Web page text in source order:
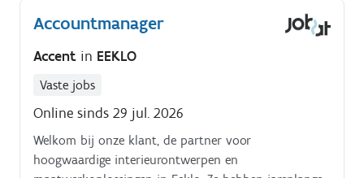
Accountmanager
Accent in EEKLO
Vaste jobs
Online sinds 29 jul. 2026
Welkom bij onze klant, de partner voor
hoogwaardige interieurontwerpen en